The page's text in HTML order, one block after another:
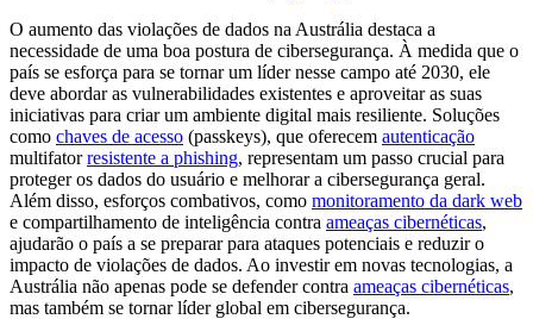
O aumento das violações de dados na Austrália destaca a
necessidade de uma boa postura de cibersegurança. À medida que o
país se esforça para se tornar um líder nesse campo até 2030, ele
deve abordar as vulnerabilidades existentes e aproveitar as suas
iniciativas para criar um ambiente digital mais resiliente. Soluções
como chaves de acesso (passkeys), que oferecem autenticação
multifatorresistente a phishing, representam um passo crucial para
proteger os dados do usuário e melhorar a cibersegurança geral.
Além disso, esforços combativos, como monitoramento da dark web
e compartilhamento de inteligência contra ameaças cibernéticas,
ajudarão o país a se preparar para ataques potenciais e reduzir o
impacto de violações de dados. Ao investir em novas tecnologias, a
Austrália não apenas pode se defender contra ameaças cibernéticas,
mas também se tornar líder global em cibersegurança.